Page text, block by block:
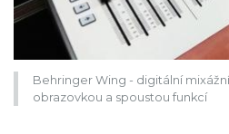
Behringer Wing - digitální
obrazovkou a spoustou funkcí